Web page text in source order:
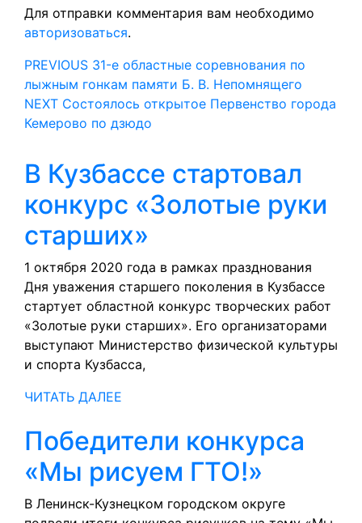
Для отправки комментария вам необходимо
авторизоваться.
Навигация
по
записям
PREVIOUS Предыдущая
запись:
31-е областные соревнования по
лыжным гонкам памяти Б. В. Непомнящего
NEXT Следующая
запись:
Состоялось открытое Первенство города
Кемерово по дзюдо
В Кузбассе стартовал
конкурс «Золотые руки
старших»
Кузбассе
стартовал
конкурс
«Золотые
1 октября 2020 года в рамках празднования
Дня уважения старшего поколения в Кузбассе
стартует областной конкурс творческих работ
«Золотые руки старших». Его организаторами
выступают Министерство физической культуры
и спорта Кузбасса,
ЧИТАТЬ ДАЛЕЕ
Победители конкурса
«Мы рисуем ГТО!»
В Ленинск-Кузнецком городском округе